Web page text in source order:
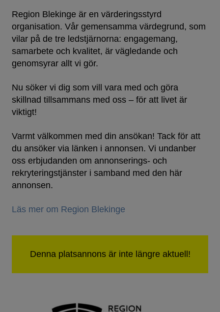
Region Blekinge är en värderingsstyrd
organisation. Vår gemensamma värdegrund, som
vilar på de tre ledstjärnorna: engagemang,
samarbete och kvalitet, är vägledande och
genomsyrar allt vi gör.
Nu söker vi dig som vill vara med och göra
skillnad tillsammans med oss – för att livet är
viktigt!
Varmt välkommen med din ansökan! Tack för att
du ansöker via länken i annonsen. Vi undanber
oss erbjudanden om annonserings- och
rekryteringstjänster i samband med den här
annonsen.
Läs mer om Region Blekinge